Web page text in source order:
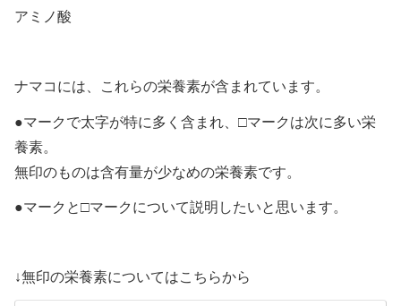
アミノ酸
ナマコには、これらの栄養素が含まれています。
●マークで太字が特に多く含まれ、□マークは次に多い栄
養素。
無印のものは含有量が少なめの栄養素です。
●マークと□マークについて説明したいと思います。
↓無印の栄養素についてはこちらから